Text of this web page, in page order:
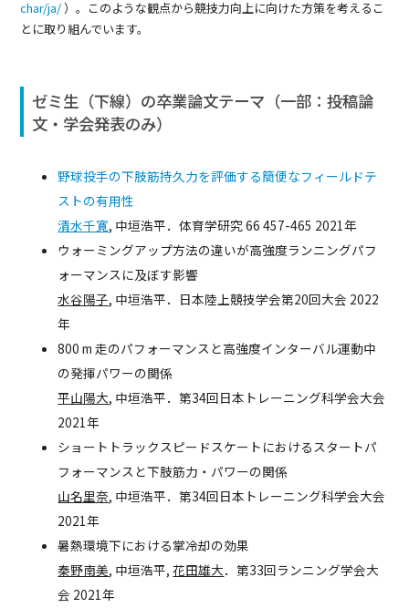
char/ja/）。このような観点から競技力向上に向けた方策を考えるこ
とに取り組んでいます。
ゼミ生（下線）の卒業論文テーマ（一部：投稿論
文・学会発表のみ）
野球投手の下肢筋持久力を評価する簡便なフィールドテ
ストの有用性
清水千寛, 中垣浩平．体育学研究 66 457-465 2021年
ウォーミングアップ方法の違いが高強度ランニングパフ
ォーマンスに及ぼす影響
水谷陽子, 中垣浩平．日本陸上競技学会第20回大会 2022
年
800 m 走のパフォーマンスと高強度インターバル運動中
の発揮パワーの関係
平山陽大, 中垣浩平．第34回日本トレーニング科学会大会
2021年
ショートトラックスピードスケートにおけるスタートパ
フォーマンスと下肢筋力・パワーの関係
山名里奈, 中垣浩平．第34回日本トレーニング科学会大会
2021年
暑熱環境下における掌冷却の効果
秦野南美, 中垣浩平,花田雄大．第33回ランニング学会大
会 2021年